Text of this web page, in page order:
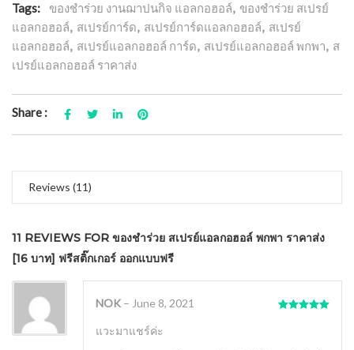
Tags:
ของชําร่วย งานฌาปนกิจ แอลกอฮอล์, ของชําร่วย สเปรย์
แอลกอฮอล์, สเปรย์การ์ด, สเปรย์การ์ดแอลกอฮอล์, สเปรย์
แอลกอฮอล์, สเปรย์แอลกอฮอล์ การ์ด, สเปรย์แอลกอฮอล์ พกพา, ส
เปรย์แอลกอฮอล์ ราคาส่ง
Share :
Reviews (11)
11 REVIEWS FOR ของชําร่วย สเปรย์แอลกอฮอล์ พกพา ราคาส่ง
[16 บาท] ฟรีสติ๊กเกอร์ ออกแบบฟรี
NOK – June 8, 2021
แวะมาแชร์ค่ะ